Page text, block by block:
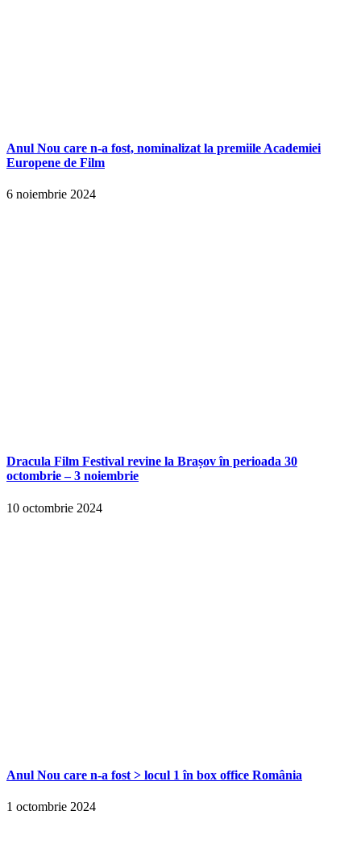
Anul Nou care n-a fost, nominalizat la premiile Academiei
Europene de Film
6 noiembrie 2024
Dracula Film Festival revine la Brașov în perioada 30
octombrie – 3 noiembrie
10 octombrie 2024
Anul Nou care n-a fost > locul 1 în box office România
1 octombrie 2024